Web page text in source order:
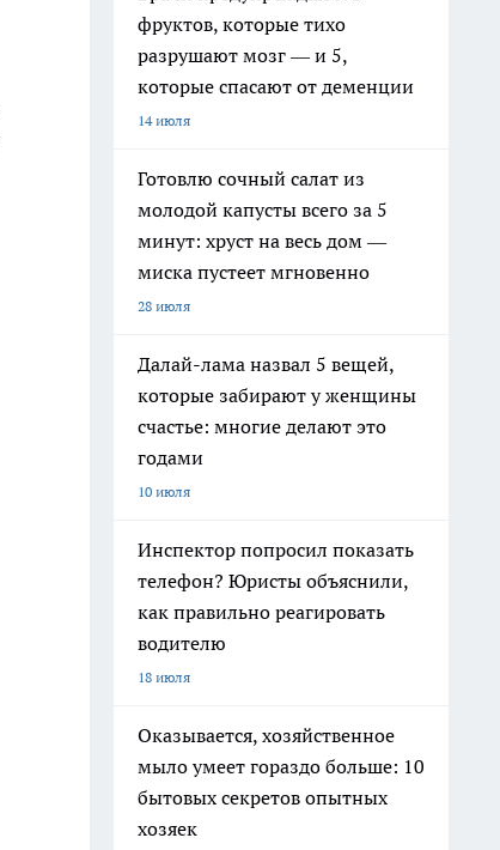
фруктов, которые тихо
разрушают мозг — и 5,
которые спасают от деменции
14 июля
Готовлю сочный салат из
молодой капусты всего за 5
минут: хруст на весь дом —
миска пустеет мгновенно
28 июля
Далай-лама назвал 5 вещей,
которые забирают у женщины
счастье: многие делают это
годами
10 июля
Инспектор попросил показать
телефон? Юристы объяснили,
как правильно реагировать
водителю
18 июля
Оказывается, хозяйственное
мыло умеет гораздо больше: 10
бытовых секретов опытных
хозяек